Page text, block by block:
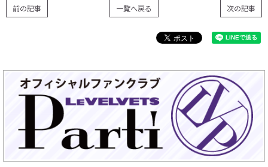
次の記事
一覧へ戻る
前の記事